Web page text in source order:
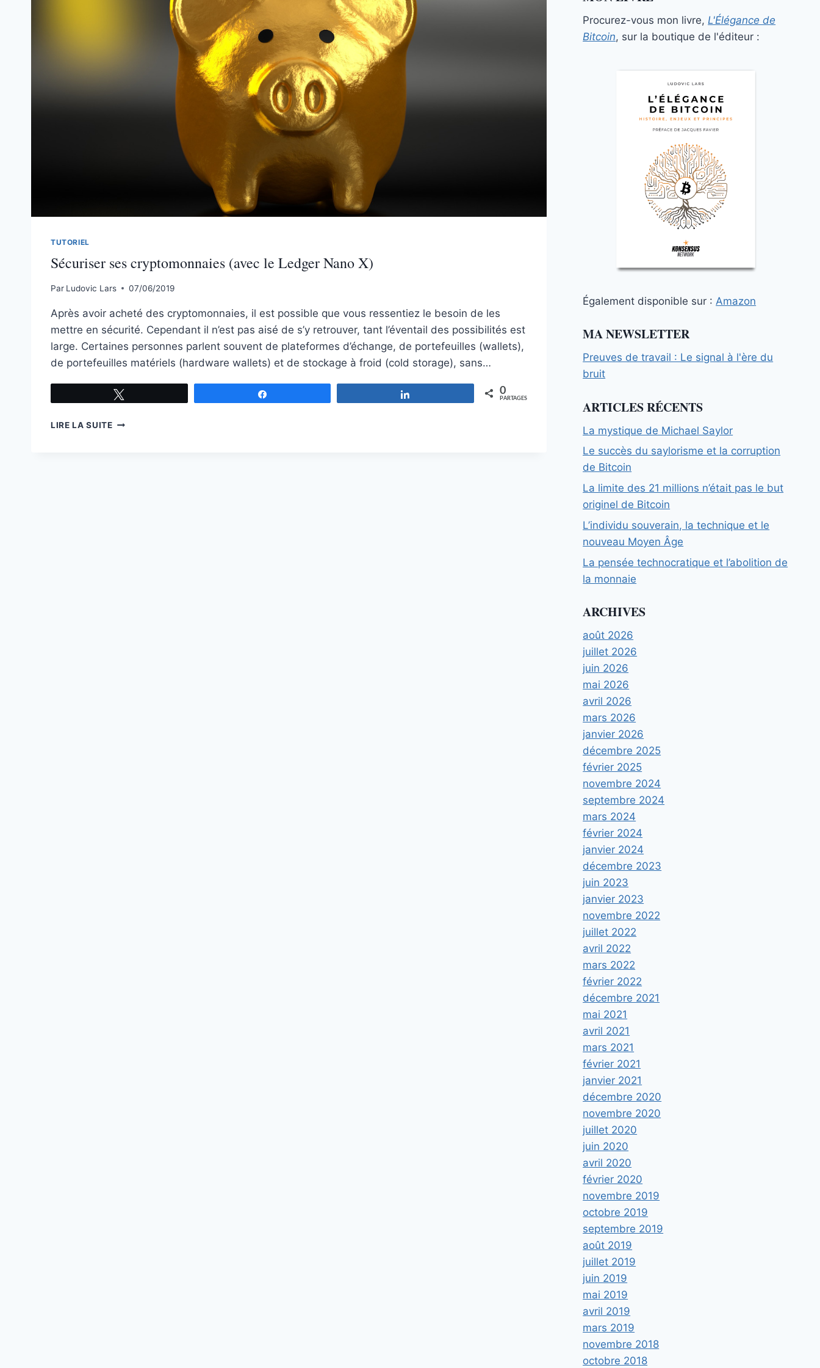
TUTORIEL
Sécuriser ses cryptomonnaies (avec le Ledger Nano X)
Par Ludovic Lars 07/06/2019
Après avoir acheté des cryptomonnaies, il est possible que vous ressentiez le besoin de les
mettre en sécurité. Cependant il n’est pas aisé de s’y retrouver, tant l’éventail des possibilités est
large. Certaines personnes parlent souvent de plateformes d’échange, de portefeuilles (wallets),
de portefeuilles matériels (hardware wallets) et de stockage à froid (cold storage), sans…
0
PARTAGES
LIRE LA SUITESÉCURISER
Procurez-vous mon livre,L'Élégance de
Bitcoin, sur la boutique de l'éditeur :
Également disponible sur : Amazon
MA NEWSLETTER
Preuves de travail : Le signal à l'ère du
bruit
ARTICLES RÉCENTS
La mystique de Michael Saylor
Le succès du saylorisme et la corruption
de Bitcoin
La limite des 21 millions n’était pas le but
originel de Bitcoin
L’individu souverain, la technique et le
nouveau Moyen Âge
La pensée technocratique et l’abolition de
la monnaie
ARCHIVES
août 2026
juillet 2026
juin 2026
mai 2026
avril 2026
mars 2026
janvier 2026
décembre 2025
février 2025
novembre 2024
septembre 2024
mars 2024
février 2024
janvier 2024
décembre 2023
juin 2023
janvier 2023
novembre 2022
juillet 2022
avril 2022
mars 2022
février 2022
décembre 2021
mai 2021
avril 2021
mars 2021
février 2021
janvier 2021
décembre 2020
novembre 2020
juillet 2020
juin 2020
avril 2020
février 2020
novembre 2019
octobre 2019
septembre 2019
août 2019
juillet 2019
juin 2019
mai 2019
avril 2019
mars 2019
novembre 2018
octobre 2018